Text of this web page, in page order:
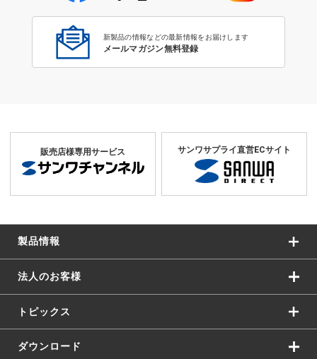
新製品の情報などの最新情報をお届けします
メールマガジン無料登録
販売店様専用サービス サンワサプライ直営ECサイト
製品情報
法人のお客様
トピックス
ダウンロード